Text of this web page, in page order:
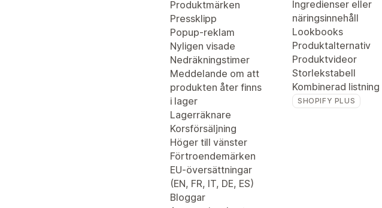
Produktmärken
Pressklipp
Popup-reklam
Nyligen visade
Nedräkningstimer
Meddelande om att
produkten åter finns
i lager
Lagerräknare
Korsförsäljning
Höger till vänster
Förtroendemärken
EU-översättningar
(EN, FR, IT, DE, ES)
Bloggar
Ingredienser eller
näringsinnehåll
Lookbooks
Produktalternativ
Produktvideor
Storlekstabell
Kombinerad listning
SHOPIFY PLUS